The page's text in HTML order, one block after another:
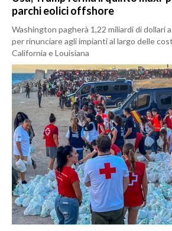
parchi eolici offshore
Washington pagherà 1,22 miliardi di dollari
per rinunciare agli impianti al largo delle
California e Louisiana